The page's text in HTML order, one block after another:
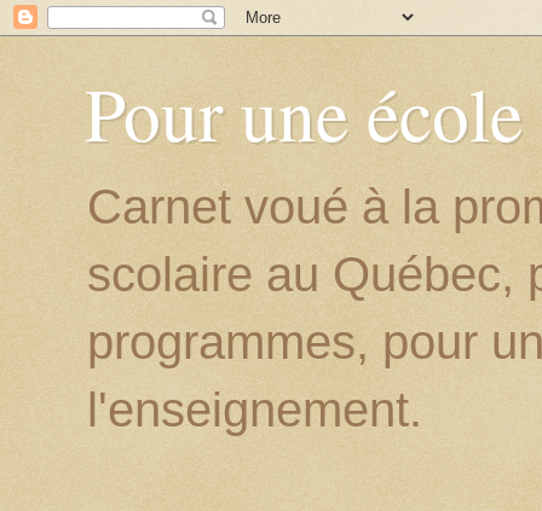
Pour une
Carnet voué à la
scolaire au Québec,
programmes, pour
l'enseignement.